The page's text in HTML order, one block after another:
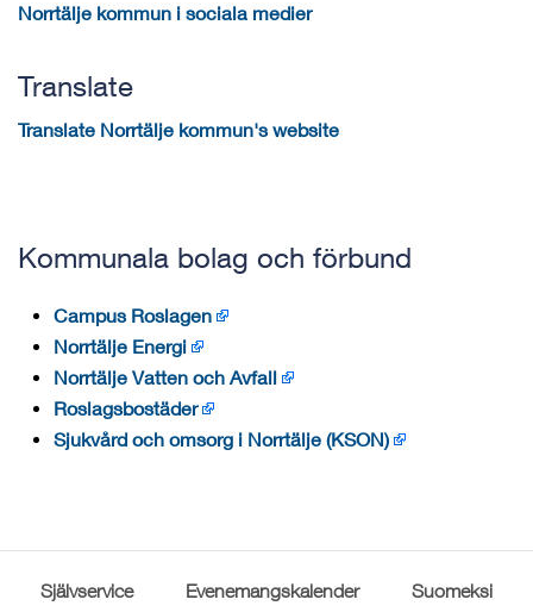
Norrtälje kommun i sociala medier
Translate
Translate Norrtälje kommun's website
Kommunala bolag och förbund
Campus Roslagen
Norrtälje Energi
Norrtälje Vatten och Avfall
Roslagsbostäder
Sjukvård och omsorg i Norrtälje (KSON)
Självservice Evenemangskalender Suomeksi